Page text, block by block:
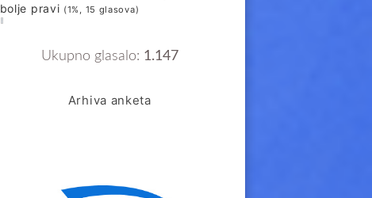
bolje pravi (1%, 15 glasova)
Ukupno glasalo: 1.147
Arhiva anketa